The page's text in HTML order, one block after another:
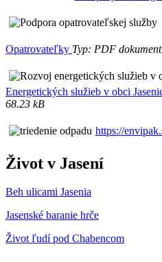
Opatrovateľky Typ: PDF
Energetických služieb v obci
68.23 kB
https://
Život v Jasení
Beh ulicami Jasenia
Jasenské baranie hrče
Život ľudí pod Chabencom